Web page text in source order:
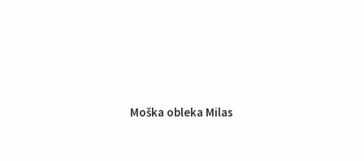
Moška obleka Milas